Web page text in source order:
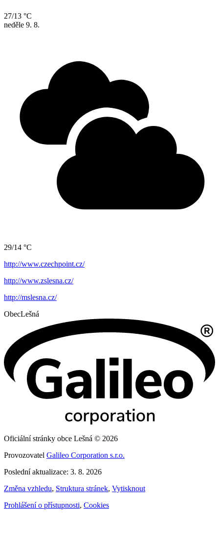
27/13 °C
neděle 9. 8.
29/14 °C
http://www.czechpoint.cz/
http://www.zslesna.cz/
http://mslesna.cz/
ObecLešná
Oficiální stránky obce Lešná © 2026
Provozovatel Galileo Corporation s.r.o.
Poslední aktualizace: 3. 8. 2026
Změna vzhledu, Struktura stránek, Vytisknout
Prohlášení o přístupnosti, Cookies